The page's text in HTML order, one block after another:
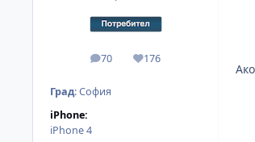
70
мнения 176
Reputation
Град:София
iPhone:
iPhone 4